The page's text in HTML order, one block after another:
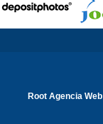
Root Agencia Web